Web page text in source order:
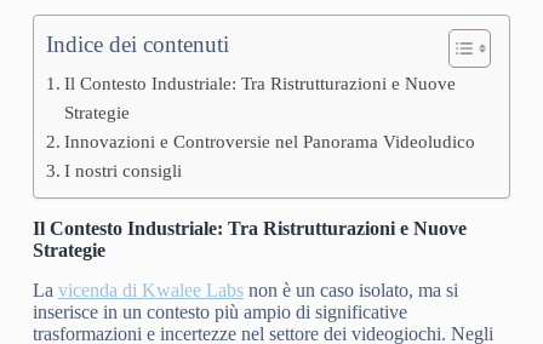
Indice dei contenuti
Il Contesto Industriale: Tra Ristrutturazioni e Nuove
Strategie
Innovazioni e Controversie nel Panorama Videoludico
I nostri consigli
Il Contesto Industriale: Tra Ristrutturazioni e Nuove
Strategie
La vicenda di Kwalee Labsnon è un caso isolato, ma si
inserisce in un contesto più ampio di significative
trasformazioni e incertezze nel settore dei videogiochi. Negli